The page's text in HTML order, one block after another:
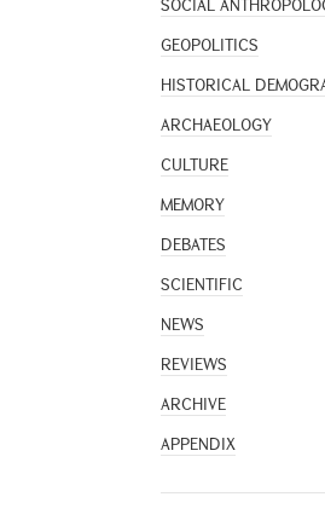
SOCIAL
GEOPOLITICS
HISTORICAL
ARCHAEOLOGY
CULTURE
MEMORY
DEBATES
SCIENTIFIC
NEWS
REVIEWS
ARCHIVE
APPENDIX